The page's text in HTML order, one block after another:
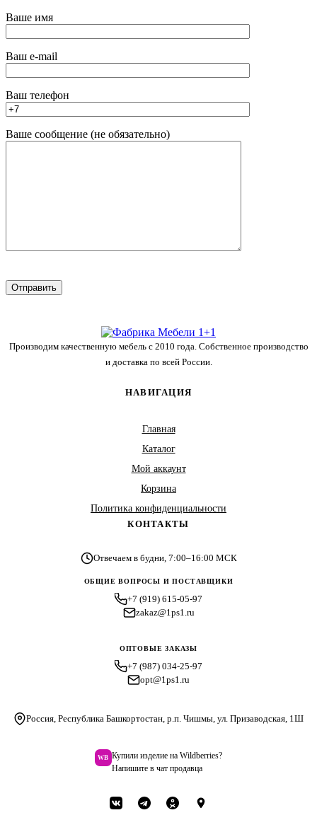
Ваше имя
Ваш e-mail
Ваш телефон
Ваше сообщение (не обязательно)
Производим качественную мебель с 2010 года. Собственное производство
и доставка по всей России.
НАВИГАЦИЯ
Главная
Каталог
Мой аккаунт
Корзина
Политика конфиденциальности
КОНТАКТЫ
Отвечаем в будни, 7:00–16:00 МСК
ОБЩИЕ ВОПРОСЫ И ПОСТАВЩИКИ
+7 (919) 615-05-97
zakaz@1ps1.ru
ОПТОВЫЕ ЗАКАЗЫ
+7 (987) 034-25-97
opt@1ps1.ru
Россия, Республика Башкортостан, р.п. Чишмы, ул. Призаводская, 1Ш
WB Купили изделие на Wildberries?
Напишите в чат продавца